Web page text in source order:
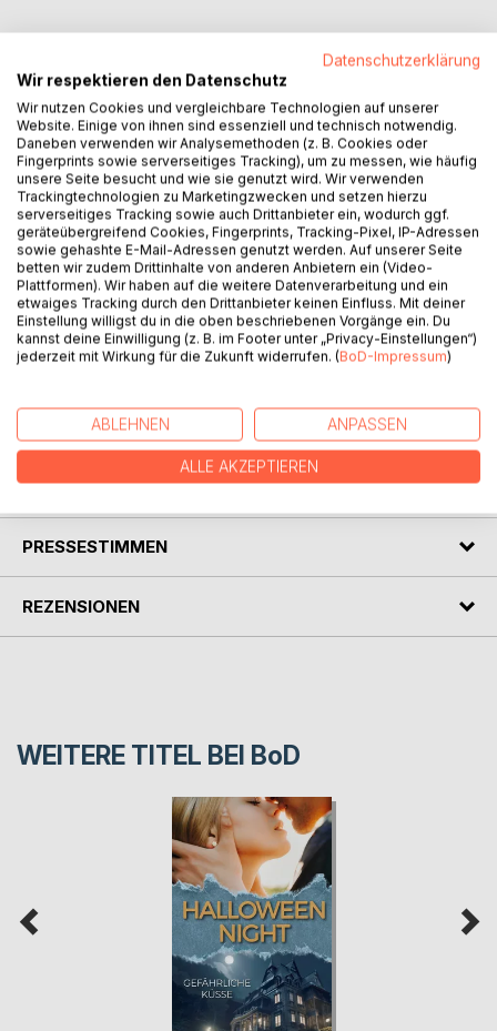
BESCHREIBUNG
Ein misslungener Einbruch, der von einem verflucht sexy
Mann vereitelt wird.
Ausgerechnet an Halloween ergibt sich für Alana eine
Chance, die sie nicht verstreichen lassen kann.
Statt sich mit ihren Freundinnen auf einer Party zu
amüsieren, bricht sie in eine Galerie ein, um den Auftrag
auszuführen.
einem attraktiven Mann überwältigt ...
AUTOR/IN
PRESSESTIMMEN
REZENSIONEN
WEITERE TITEL BEI BoD
Datenschutzerklärung
Wir respektieren den Datenschutz
Wir nutzen Cookies und vergleichbare Technologien auf unserer
Website. Einige von ihnen sind essenziell und technisch notwendig.
Daneben verwenden wir Analysemethoden (z. B. Cookies oder
Fingerprints sowie serverseitiges Tracking), um zu messen, wie häufig
unsere Seite besucht und wie sie genutzt wird. Wir verwenden
Trackingtechnologien zu Marketingzwecken und setzen hierzu
serverseitiges Tracking sowie auch Drittanbieter ein, wodurch ggf.
geräteübergreifend Cookies, Fingerprints, Tracking-Pixel, IP-Adressen
sowie gehashte E-Mail-Adressen genutzt werden. Auf unserer Seite
betten wir zudem Drittinhalte von anderen Anbietern ein (Video-
Plattformen). Wir haben auf die weitere Datenverarbeitung und ein
etwaiges Tracking durch den Drittanbieter keinen Einfluss. Mit deiner
Einstellung willigst du in die oben beschriebenen Vorgänge ein. Du
kannst deine Einwilligung (z. B. im Footer unter „Privacy-Einstellungen“)
jederzeit mit Wirkung für die Zukunft widerrufen. (BoD-Impressum)
ABLEHNEN ANPASSEN
ALLE AKZEPTIEREN